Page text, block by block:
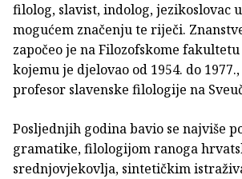
filolog, slavist, indolog, jezikoslovac
mogućem značenju te riječi.
započeo je na Filozofskome
kojemu je djelovao od 1954. do
profesor slavenske filologije na
Posljednjih godina bavio se najviše
gramatike, filologijom ranoga
srednjovjekovlja, sintetičkim